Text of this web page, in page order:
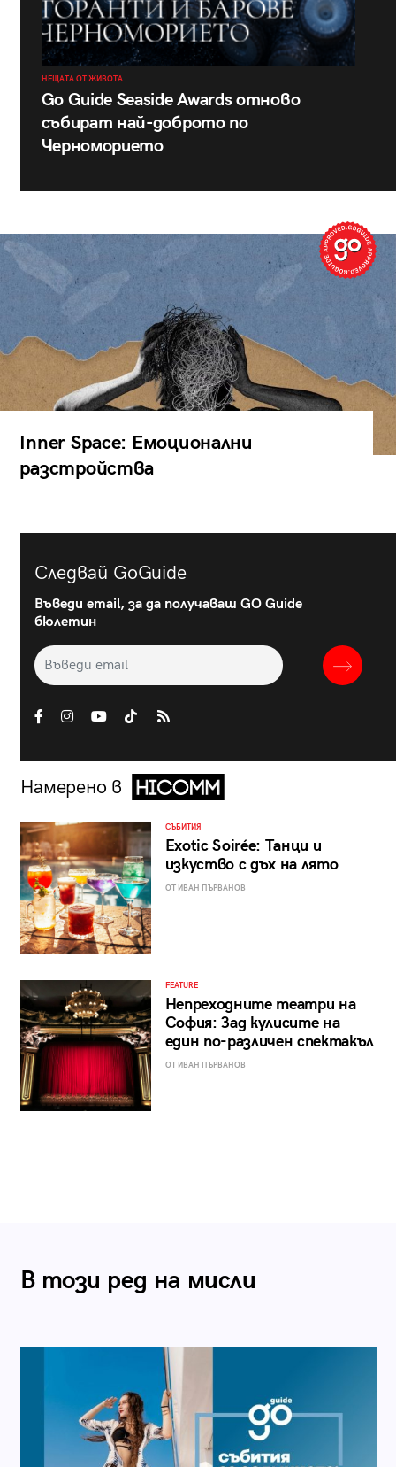
НЕЩАТА ОТ ЖИВОТА
Go Guide Seaside Awards отново
събират най-доброто по
Черноморието
Inner Space: Емоционални
разстройства
Следвай GoGuide
Въведи email, за да получаваш GO Guide
бюлетин
Намерено в
СЪБИТИЯ
Exotic Soirée: Танци и
изкуство с дъх на лято
ОТ ИВАН ПЪРВАНОВ
FEATURE
Непреходните театри на
София: Зад кулисите на
един по-различен спектакъл
ОТ ИВАН ПЪРВАНОВ
В този ред на мисли